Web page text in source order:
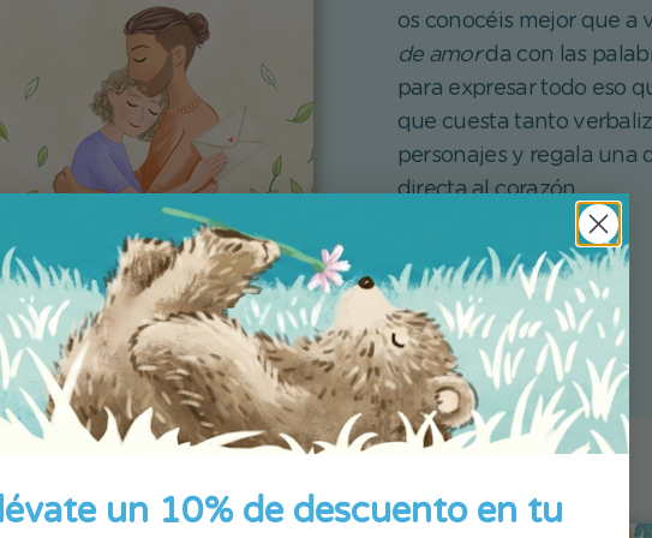
os conocéis mejor que a
de amorda con las
para expresar todo eso
que cuesta tanto
personajes y regala una
directa al corazón.
Crea tu librio
un 10% de descuento en tu